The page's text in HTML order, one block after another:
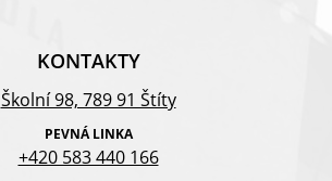
KONTAKTY
Školní 98, 789 91 Štíty
PEVNÁ LINKA
+420 583 440 166